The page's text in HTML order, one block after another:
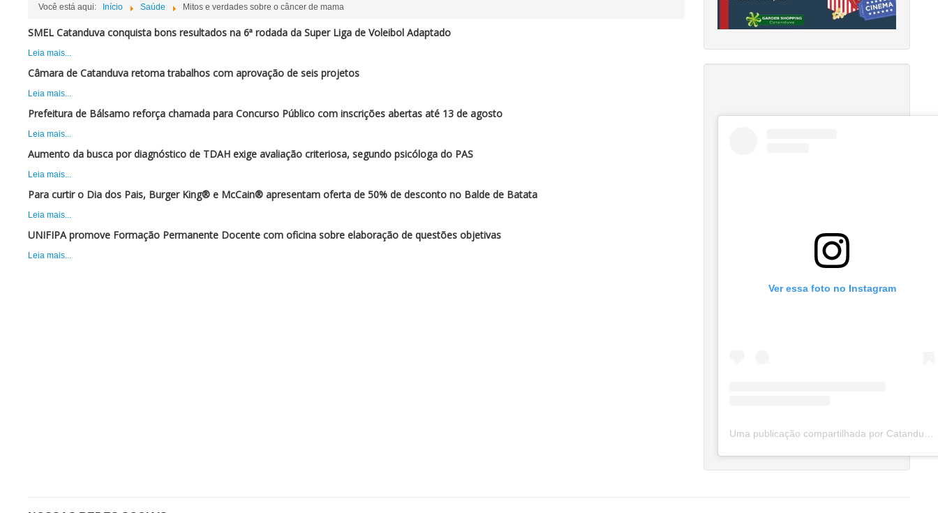
Você está aqui: Início Saúde Mitos e verdades sobre o câncer de mama
SMEL Catanduva conquista bons resultados na 6ª rodada da Super Liga de Voleibol Adaptado
Leia mais...
Câmara de Catanduva retoma trabalhos com aprovação de seis projetos
Leia mais...
Prefeitura de Bálsamo reforça chamada para Concurso Público com inscrições abertas até 13 de agosto
Leia mais...
Aumento da busca por diagnóstico de TDAH exige avaliação criteriosa, segundo psicóloga do PAS
Leia mais...
Para curtir o Dia dos Pais, Burger King® e McCain® apresentam oferta de 50% de desconto no Balde de Batata
Leia mais...
UNIFIPA promove Formação Permanente Docente com oficina sobre elaboração de questões objetivas
Leia mais...
Ver essa foto no Instagram